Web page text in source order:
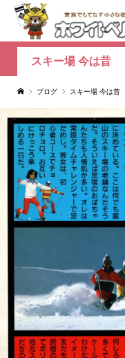
スキー場 今は昔
ブログ スキー場 今は昔